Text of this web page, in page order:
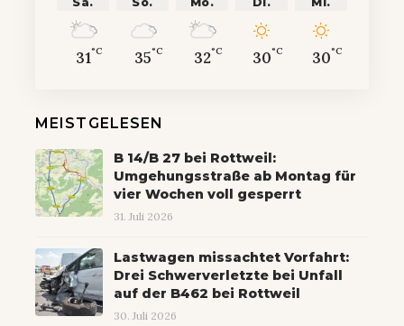
31°C 35°C 32°C 30°C 30°C
MEISTGELESEN
B 14/B 27 bei Rottweil:
Umgehungsstraße ab Montag für
vier Wochen voll gesperrt
31. Juli 2026
Lastwagen missachtet Vorfahrt:
Drei Schwerverletzte bei Unfall
auf der B462 bei Rottweil
30. Juli 2026